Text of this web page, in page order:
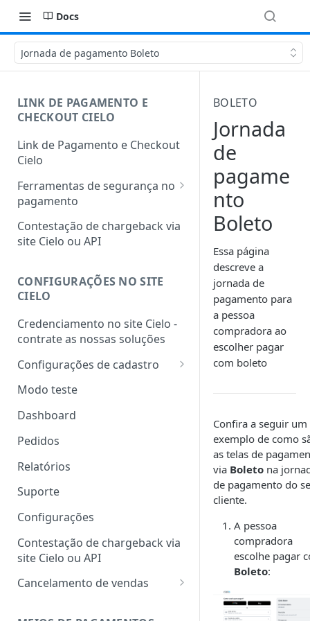
Docs
Jornada de pagamento Boleto
LINK DE PAGAMENTO E
CHECKOUT CIELO
Link de Pagamento e Checkout
Cielo
Ferramentas de segurança no
pagamento
Protocolo 3DS
Antifraude integrado
Autenticação facial nos
pedidos de Link de Pagamento
e Checkout
Contestação de chargeback via
site Cielo ou API
CONFIGURAÇÕES NO SITE
CIELO
Credenciamento no site Cielo -
contrate as nossas soluções
Configurações de cadastro
Dados de cadastro
Dados da conta
Gestão de acessos
Modo teste
Dashboard
Pedidos
Relatórios
Suporte
Configurações
Contestação de chargeback via
site Cielo ou API
Cancelamento de vendas
BOLETO
Jornada
de
pagame
nto
Boleto
Essa página
descreve a
jornada de
pagamento para
a pessoa
compradora ao
escolher pagar
com boleto
Confira a seguir um
exemplo de como
as telas de
via Boleto na
de pagamento do
cliente.
A pessoa
compradora
escolhe pagar
Boleto: